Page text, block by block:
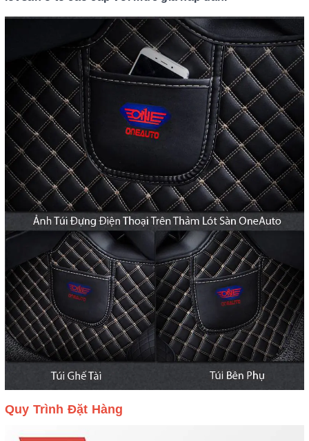
Quy Trình Đặt Hàng